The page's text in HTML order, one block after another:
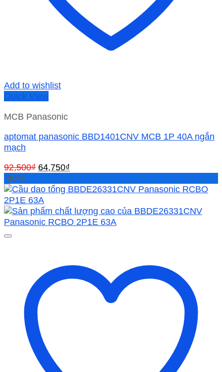
Add to wishlist
Quick View
MCB Panasonic
aptomat panasonic BBD1401CNV MCB 1P 40A ngắn
mạch
92,500₫ Giá
là:
92,500₫.
64,750₫
tại
64,750₫.
-30%